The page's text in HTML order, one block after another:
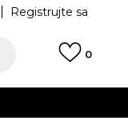
Registrujte sa
0